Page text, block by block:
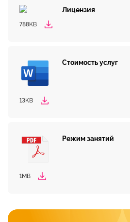
Лицензия
788KB
Стоимость услуг
13KB
Режим занятий
1MB